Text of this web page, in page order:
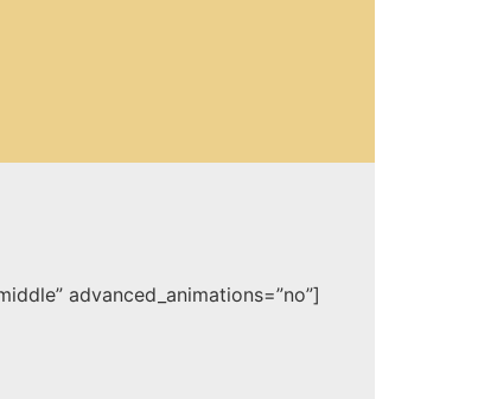
advanced_animations=”no”]